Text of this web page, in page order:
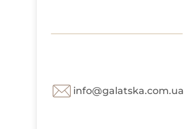
info@galatska.com.ua